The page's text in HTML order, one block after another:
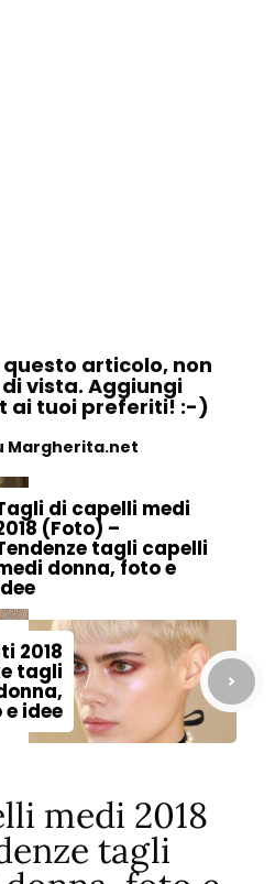
articolo, non
vista. Aggiungi
ai tuoi preferiti! :-)
Margherita.net
di capelli medi
(Foto) –
tagli capelli
donna, foto e
2018
tagli
idee
medi 2018
tagli